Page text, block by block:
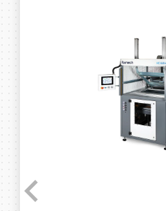
Previous